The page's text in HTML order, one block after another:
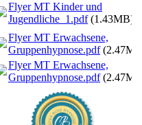
Flyer MT Kinder und
Jugendliche_1.pdf(1.43MB)
Flyer MT Erwachsene,
Gruppenhypnose.pdf(2.47MB)
Flyer MT Erwachsene,
Gruppenhypnose.pdf(2.47MB)